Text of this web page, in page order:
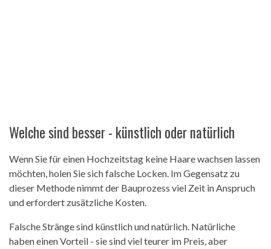
Welche sind besser - künstlich oder natürlich
Wenn Sie für einen Hochzeitstag keine Haare wachsen lassen
möchten, holen Sie sich falsche Locken. Im Gegensatz zu
dieser Methode nimmt der Bauprozess viel Zeit in Anspruch
und erfordert zusätzliche Kosten.
Falsche Stränge sind künstlich und natürlich. Natürliche
haben einen Vorteil - sie sind viel teurer im Preis, aber